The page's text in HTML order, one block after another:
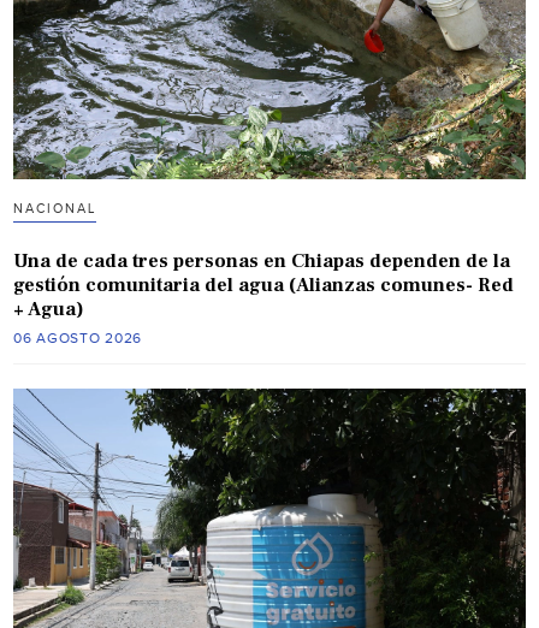
NACIONAL
Una de cada tres personas en Chiapas dependen de la
gestión comunitaria del agua (Alianzas comunes- Red
+ Agua)
06 AGOSTO 2026